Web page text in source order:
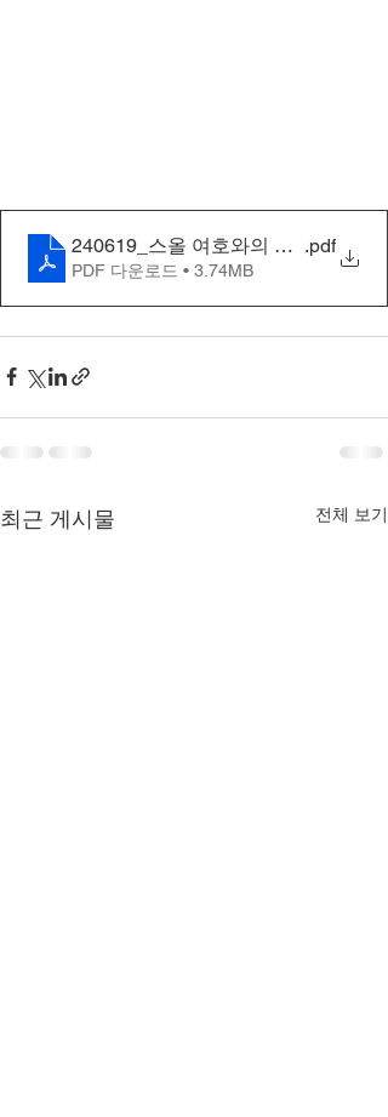
240619_스올 여호와의 증인 성경들
.pdf
PDF 다운로드 • 3.74MB
최근 게시물 전체 보기